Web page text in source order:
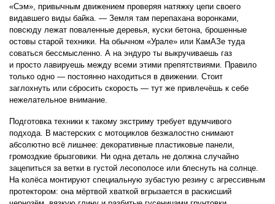
«Сэм», привычным движением проверяя натяжку цепи своего
видавшего виды байка. — Земля там перепахана воронками,
повсюду лежат поваленные деревья, куски бетона, брошенные
остовы старой техники. На обычном «Урале» или КамАЗе туда
соваться бессмысленно. А на эндуро ты выкручиваешь газ
и просто лавируешь между всеми этими препятствиями. Правило
только одно — постоянно находиться в движении. Стоит
заглохнуть или сбросить скорость — тут же привлечёшь к себе
нежелательное внимание.
Подготовка техники к такому экстриму требует вдумчивого
подхода. В мастерских с мотоциклов безжалостно снимают
абсолютно всё лишнее: декоративные пластиковые панели,
громоздкие брызговики. Ни одна деталь не должна случайно
зацепиться за ветки в густой лесополосе или блеснуть на солнце.
На колёса монтируют специальную зубастую резину с агрессивным
протектором: она мёртвой хваткой вгрызается в раскисший